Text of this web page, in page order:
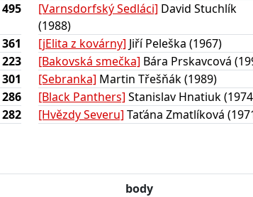
495
361
223
301
286
282
[Varnsdorfský Sedláci] David Stuchlík
(1988)
[jElita z kovárny] Jiří Peleška (1967)
[Bakovská smečka] Bára Prskavcová
[Sebranka] Martin Třešňák (1989)
[Black Panthers] Stanislav Hnatiuk
[Hvězdy Severu] Taťána Zmatlíková
body